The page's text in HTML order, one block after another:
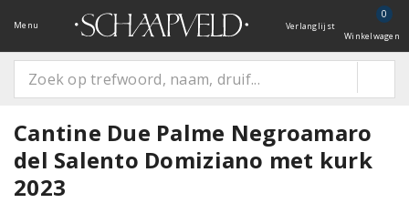
Menu Verlanglijst
0
Winkelwagen
Cantine Due Palme Negroamaro
del Salento Domiziano met kurk
2023